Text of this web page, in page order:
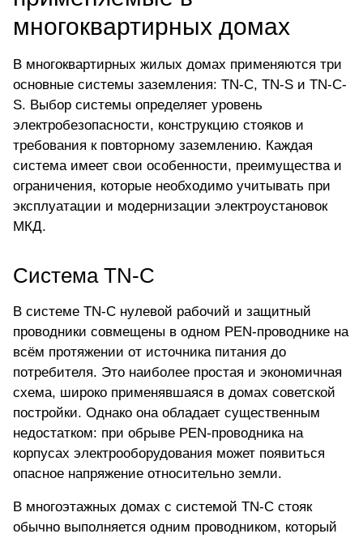
многоквартирных домах
В многоквартирных жилых домах применяются три
основные системы заземления: TN-C, TN-S и TN-C-
S. Выбор системы определяет уровень
электробезопасности, конструкцию стояков и
требования к повторному заземлению. Каждая
система имеет свои особенности, преимущества и
ограничения, которые необходимо учитывать при
эксплуатации и модернизации электроустановок
МКД.
Система TN-C
В системе TN-C нулевой рабочий и защитный
проводники совмещены в одном PEN-проводнике на
всём протяжении от источника питания до
потребителя. Это наиболее простая и экономичная
схема, широко применявшаяся в домах советской
постройки. Однако она обладает существенным
недостатком: при обрыве PEN-проводника на
корпусах электрооборудования может появиться
опасное напряжение относительно земли.
В многоэтажных домах с системой TN-C стояк
обычно выполняется одним проводником, который